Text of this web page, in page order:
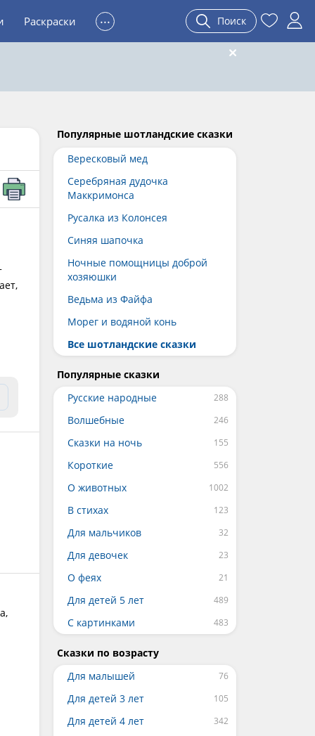
Раскраски ... Поиск
Популярные шотландские сказки
Вересковый мед
Серебряная дудочка
Маккримонса
Русалка из Колонсея
Синяя шапочка
Ночные помощницы доброй
хозяюшки
Ведьма из Файфа
Морег и водяной конь
Все шотландские сказки
Популярные сказки
Русские народные
Волшебные
Сказки на ночь
Короткие
О животных
В стихах
Для мальчиков
Для девочек
О феях
Для детей 5 лет
С картинками
Сказки по возрасту
Для малышей
Для детей 3 лет
Для детей 4 лет